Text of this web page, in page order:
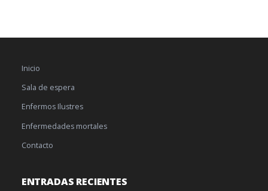
Inicio
Sala de espera
Enfermos Ilustres
Enfermedades mortales
Contacto
ENTRADAS RECIENTES